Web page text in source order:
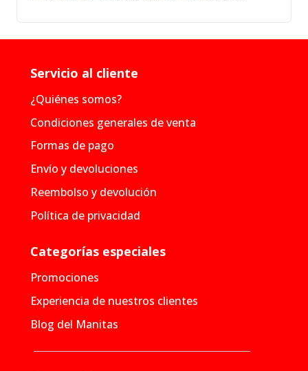
Servicio al cliente
¿Quiénes somos?
Condiciones generales de venta
Formas de pago
Envío y devoluciones
Reembolso y devolución
Política de privacidad
Categorías especiales
Promociones
Experiencia de nuestros clientes
Blog del Manitas